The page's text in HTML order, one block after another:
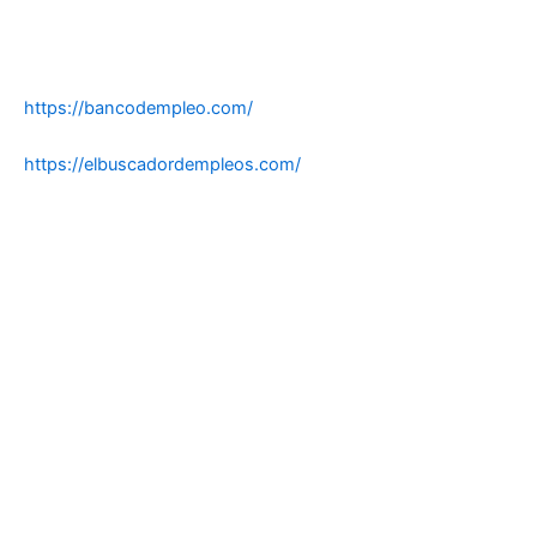
https://bancodempleo.com/
https://elbuscadordempleos.com/